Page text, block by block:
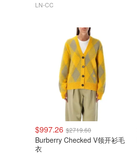
LN-CC
$997.26 $2719.60
Burberry Checked V领开衫毛
衣